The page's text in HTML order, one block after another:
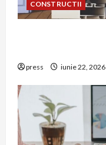
CONSTRUCTII
press iunie 22, 2026